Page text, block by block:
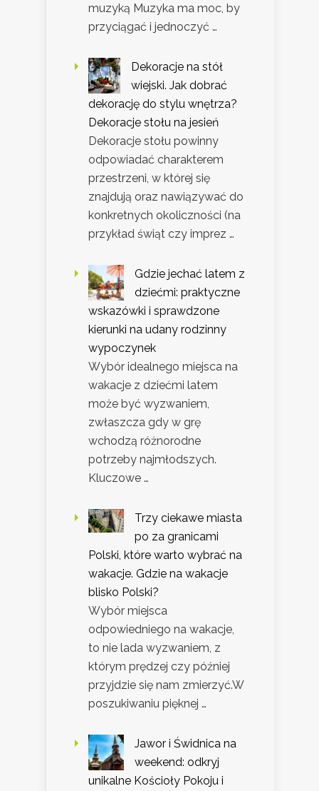
muzyką Muzyka ma moc, by
przyciągać i jednoczyć …
Dekoracje na stół
wiejski. Jak dobrać
dekorację do stylu wnętrza?
Dekoracje stołu na jesień
Dekoracje stołu powinny
odpowiadać charakterem
przestrzeni, w której się
znajdują oraz nawiązywać do
konkretnych okoliczności (na
przykład świąt czy imprez …
Gdzie jechać latem z
dziećmi: praktyczne
wskazówki i sprawdzone
kierunki na udany rodzinny
wypoczynek
Wybór idealnego miejsca na
wakacje z dziećmi latem
może być wyzwaniem,
zwłaszcza gdy w grę
wchodzą różnorodne
potrzeby najmłodszych.
Kluczowe …
Trzy ciekawe miasta
po za granicami
Polski, które warto wybrać na
wakacje. Gdzie na wakacje
blisko Polski?
Wybór miejsca
odpowiedniego na wakacje,
to nie lada wyzwaniem, z
którym prędzej czy później
przyjdzie się nam zmierzyć.W
poszukiwaniu pięknej …
Jawor i Świdnica na
weekend: odkryj
unikalne Kościoły Pokoju i